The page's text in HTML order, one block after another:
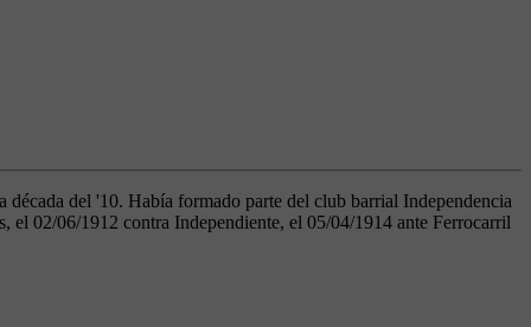
del '10. Había formado parte del club barrial Independencia
02/06/1912 contra Independiente, el 05/04/1914 ante Ferrocarril